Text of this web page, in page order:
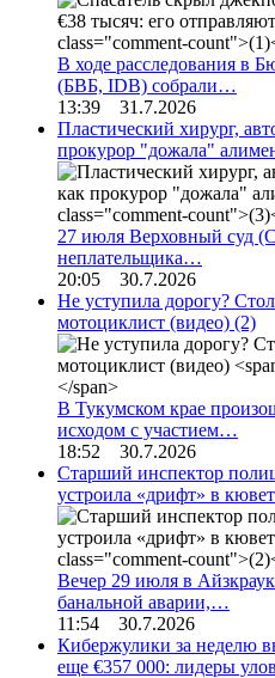
В ходе расследования в
(БВБ, IDB) собрали…
13:39 31.7.2026
Пластический хирург,
прокурор "дожала"
27 июля Верховный суд
неплательщика…
20:05 30.7.2026
Не уступила дорогу?
мотоциклист (видео) (2)
В Тукумском крае
исходом с участием…
18:52 30.7.2026
Старший инспектор
устроила «дрифт» в
Вечер 29 июля в
банальной аварии,…
11:54 30.7.2026
Кибержулики за неделю
еще €357 000: лидеры